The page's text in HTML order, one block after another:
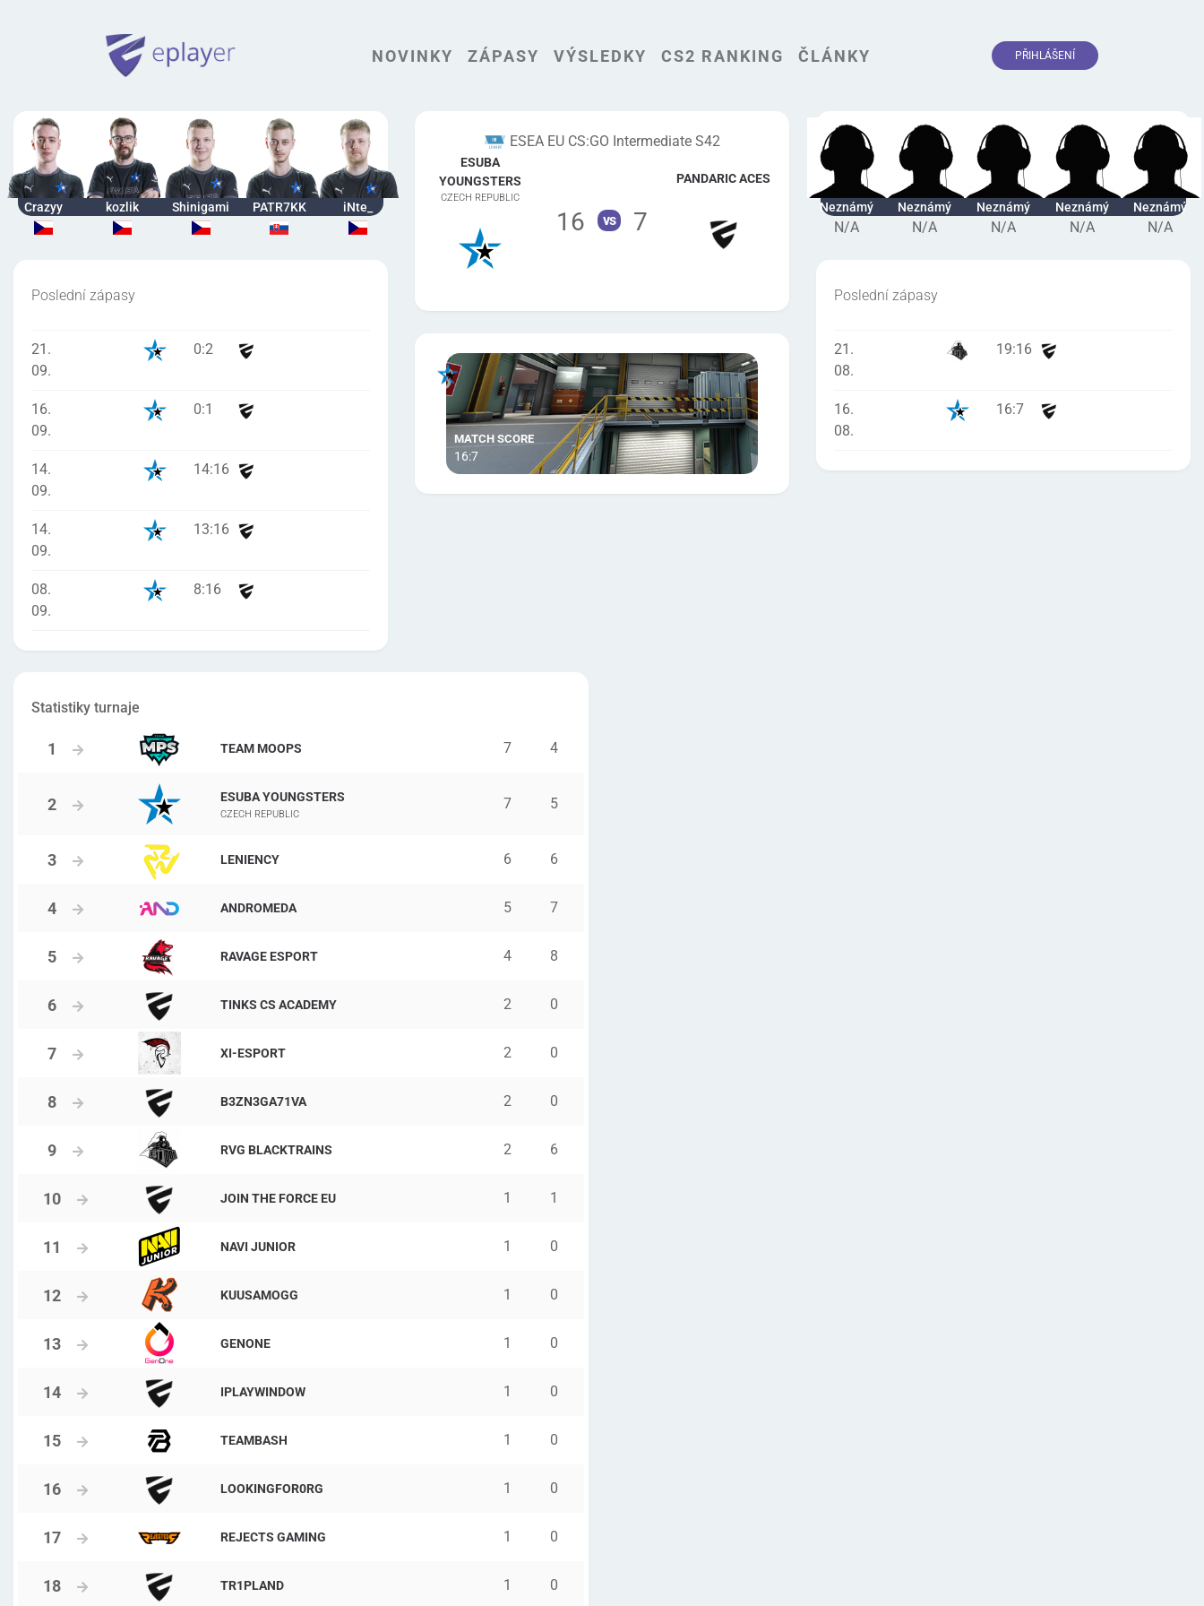
NOVINKY ZÁPASY VÝSLEDKY CS2 RANKING ČLÁNKY PŘIHLÁŠENÍ
Crazyy kozlik Shinigami PATR7KK iNte_
Poslední zápasy
21.
09.
0:2
16.
09.
0:1
14.
09.
14:16
14.
09.
13:16
08.
09.
8:16
ESEA EU CS:GO Intermediate S42
ESUBA
YOUNGSTERS
CZECH REPUBLIC
16 vs 7
PANDARIC ACES
16:7
Neznámý
N/A
Neznámý
N/A
Neznámý
N/A
Neznámý
N/A
Neznámý
N/A
Poslední zápasy
21.
08.
19:16
16.
08.
16:7
Statistiky turnaje
TEAM MOOPS 7 4
ESUBA YOUNGSTERS
CZECH REPUBLIC
7 5
LENIENCY 6 6
ANDROMEDA 5 7
RAVAGE ESPORT 4 8
TINKS CS ACADEMY 2 0
XI-ESPORT 2 0
B3ZN3GA71VA 2 0
RVG BLACKTRAINS 2 6
JOIN THE FORCE EU 1 1
NAVI JUNIOR 1 0
KUUSAMOGG 1 0
GENONE 1 0
IPLAYWINDOW 1 0
TEAMBASH 1 0
LOOKINGFOR0RG 1 0
REJECTS GAMING 1 0
TR1PLAND 1 0